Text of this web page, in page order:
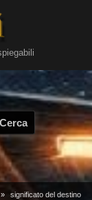
significato del destino